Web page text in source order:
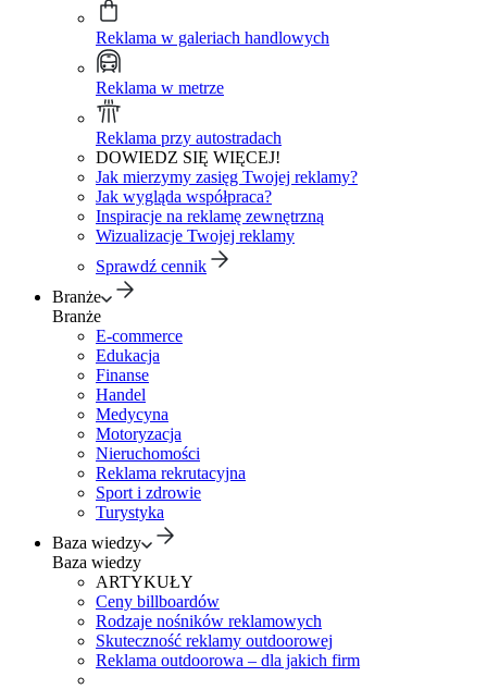
Reklama w galeriach handlowych
Reklama w metrze
Reklama przy autostradach
DOWIEDZ SIĘ WIĘCEJ!
Jak mierzymy zasięg Twojej reklamy?
Jak wygląda współpraca?
Inspiracje na reklamę zewnętrzną
Wizualizacje Twojej reklamy
Sprawdź cennik
Branże
Branże
E-commerce
Edukacja
Finanse
Handel
Medycyna
Motoryzacja
Nieruchomości
Reklama rekrutacyjna
Sport i zdrowie
Turystyka
Baza wiedzy
Baza wiedzy
ARTYKUŁY
Ceny billboardów
Rodzaje nośników reklamowych
Skuteczność reklamy outdoorowej
Reklama outdoorowa – dla jakich firm